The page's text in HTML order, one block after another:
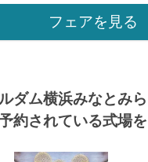
フェアを見る
ダム横浜みなとみ
約されている式場